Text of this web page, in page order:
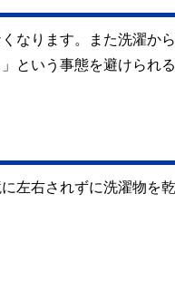
なります。また洗濯か
という事態を避けられ
左右されずに洗濯物を